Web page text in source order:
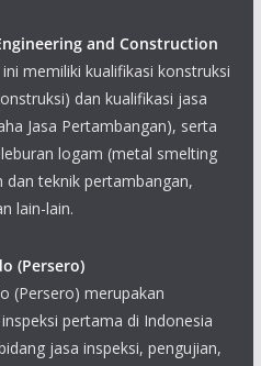
Jasa Pertambangan), serta
logam (metal smelting
dan teknik pertambangan,
lain-lain.
(Persero)
(Persero) merupakan
jasa inspeksi, pengujian,